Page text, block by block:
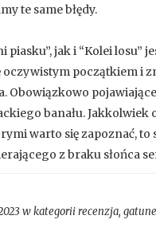
te same błędy.
piasku”, jak i “Kolei losu”
początkiem i
Obowiązkowo
banału.
warto się zapoznać,
z braku słońca
w kategoriirecenzja,